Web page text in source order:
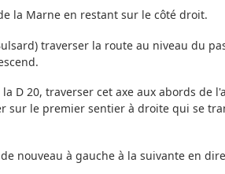
la Marne en restant sur le côté droit.
traverser la route au niveau du
D 20, traverser cet axe aux abords de
sur le premier sentier à droite qui se
nouveau à gauche à la suivante en